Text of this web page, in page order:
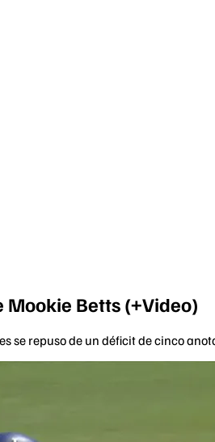
Mookie Betts (+Video)
se repuso de un déficit de cinco